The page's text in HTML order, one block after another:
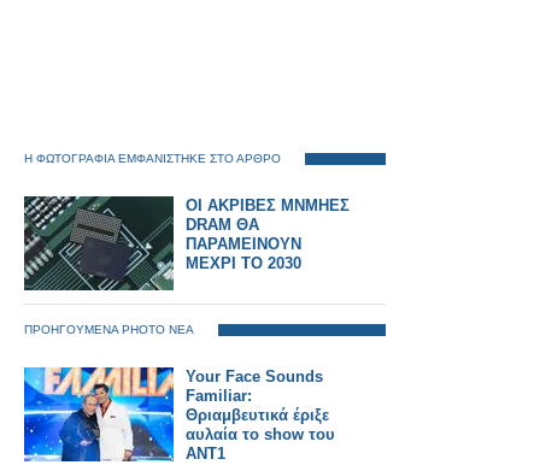
Η ΦΩΤΟΓΡΑΦΙΑ ΕΜΦΑΝΙΣΤΗΚΕ ΣΤΟ ΑΡΘΡΟ
ΟΙ ΑΚΡΙΒΕΣ ΜΝΜΗΕΣ
DRAM ΘΑ
ΠΑΡΑΜΕΙΝΟΥΝ
ΜΕΧΡΙ ΤΟ 2030
ΠΡΟΗΓΟΥΜΕΝΑ PHOTO ΝΕΑ
Your Face Sounds
Familiar:
Θριαμβευτικά έριξε
αυλαία το show του
ΑΝΤ1